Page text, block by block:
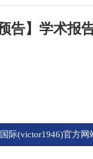
预告】学术报
际(victor1946)官方网